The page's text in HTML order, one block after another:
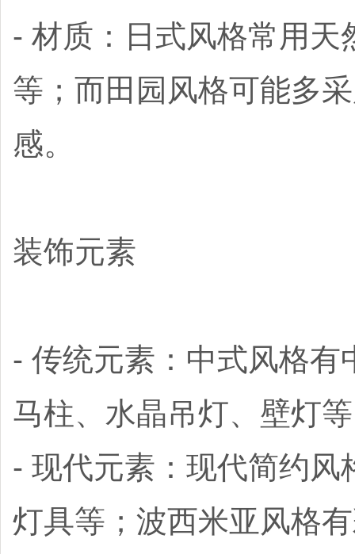
- 材质：日式风格常用
等；而田园风格可能多
感。
装饰元素
- 传统元素：中式风格
马柱、水晶吊灯、壁灯
- 现代元素：现代简约
灯具等；波西米亚风格